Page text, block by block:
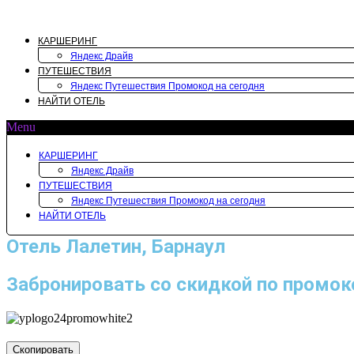
содержимому
КАРШЕРИНГ
Яндекс Драйв
ПУТЕШЕСТВИЯ
Яндекс Путешествия Промокод на сегодня
НАЙТИ ОТЕЛЬ
Menu
КАРШЕРИНГ
Яндекс Драйв
ПУТЕШЕСТВИЯ
Яндекс Путешествия Промокод на сегодня
НАЙТИ ОТЕЛЬ
Отель Лалетин, Барнаул
Забронировать со скидкой по
Скопировать